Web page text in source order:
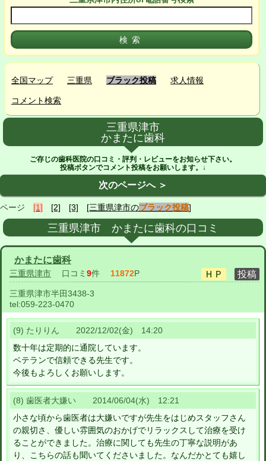
全国マップ 三重県 ブラック投稿 求人情報
コメント検索
三重県津市
かまたに歯科
ご存じの歯科医院の口コミ・評判・レビューをお知らせ下さい。
投稿ボタンでコメント投稿をお願いします。↓
次のページへ ＞
ページ [1] [2] [3] [三重県津市のブラック投稿]
三重県津市 かまたに歯科の口コミ
かまたに歯科
三重県津市 口コミ 9件 11872P
三重県津市半田3438-3
tel:059-223-0470
(9) たりりん 2022/12/02(金) 14:20
数十年は定期的に通院しています。
ベテランで信頼できる先生です。
今後もよろしくお願いします。
(8) 歯医者大嫌い 2014/06/04(水) 12:21
小さな頃から歯医者は大嫌いですが先生をはじめスタッフさん
の親切さ、優しい雰囲気のおかげでリラックスして治療を受け
ることができました。治療に関しても先生の丁寧な説明があ
り、こちらの話も聞いてくださいました。なんだかとても嬉し